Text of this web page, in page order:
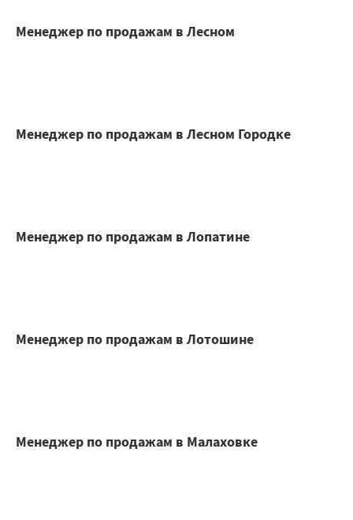
Менеджер по продажам в Лесном
Менеджер по продажам в Лесном Городке
Менеджер по продажам в Лопатине
Менеджер по продажам в Лотошине
Менеджер по продажам в Малаховке